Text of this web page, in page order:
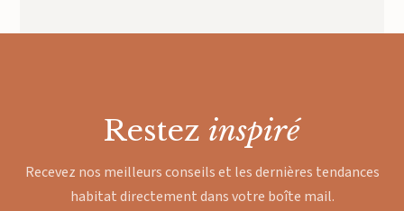
Restez inspiré
Recevez nos meilleurs conseils et les dernières tendances
habitat directement dans votre boîte mail.